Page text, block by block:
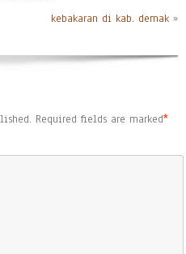
kebakaran di kab. demak »
Required fields are marked*